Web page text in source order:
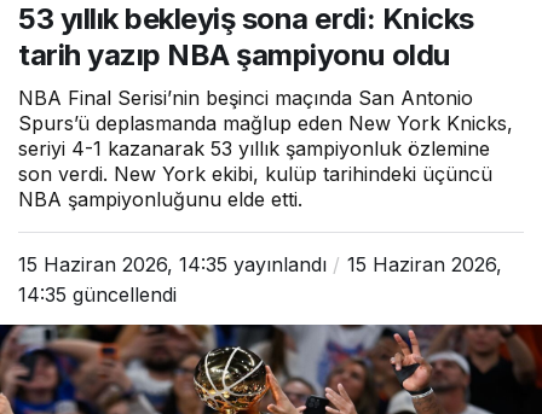
şampiyonu oldu
53 yıllık bekleyiş sona erdi: Knicks
tarih yazıp NBA şampiyonu oldu
NBA Final Serisi’nin beşinci maçında San Antonio
Spurs’ü deplasmanda mağlup eden New York Knicks,
seriyi 4-1 kazanarak 53 yıllık şampiyonluk özlemine
son verdi. New York ekibi, kulüp tarihindeki üçüncü
NBA şampiyonluğunu elde etti.
15 Haziran 2026, 14:35 yayınlandı
15 Haziran 2026,
14:35 güncellendi